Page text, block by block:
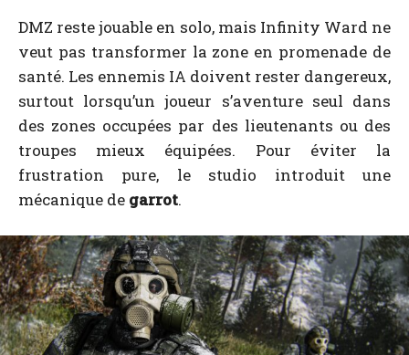
DMZ reste jouable en solo, mais Infinity Ward ne
veut pas transformer la zone en promenade de
santé. Les ennemis IA doivent rester dangereux,
surtout lorsqu’un joueur s’aventure seul dans
des zones occupées par des lieutenants ou des
troupes mieux équipées. Pour éviter la
frustration pure, le studio introduit une
mécanique de garrot.